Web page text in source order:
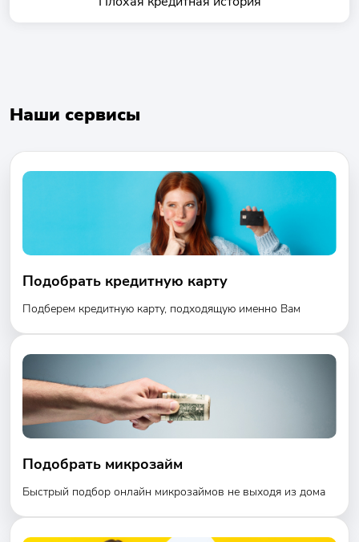
Наши сервисы
Подобрать кредитную карту
Подберем кредитную карту, подходящую именно Вам
Подобрать микрозайм
Быстрый подбор онлайн микрозаймов не выходя из дома